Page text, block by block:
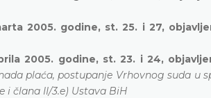
2005. godine, st. 25. i 27,
2005. godine, st. 23. i 24,
plaća, postupanje Vrhovnog suda u
i člana II/3.e) Ustava BiH